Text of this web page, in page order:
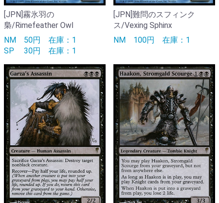
[JPN]霧氷羽の
梟/Rimefeather Owl
NM 50円 在庫：1
SP
30円 在庫：1
[JPN]難問のスフィンク
ス/Vexing Sphinx
NM 100円 在庫：1